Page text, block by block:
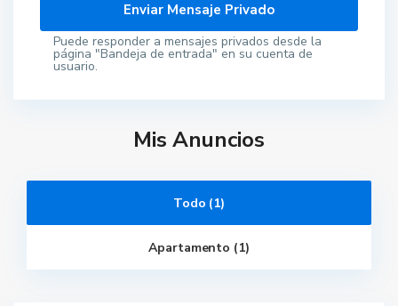
Puede responder a mensajes privados desde la
página "Bandeja de entrada" en su cuenta de
usuario.
Mis Anuncios
Todo (1)
Apartamento (1)
o
d